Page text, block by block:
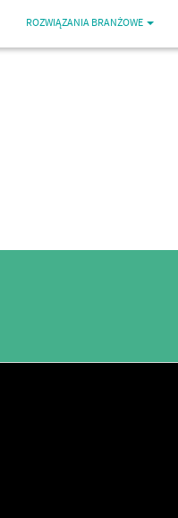
ROZWIĄZANIA BRANŻOWE